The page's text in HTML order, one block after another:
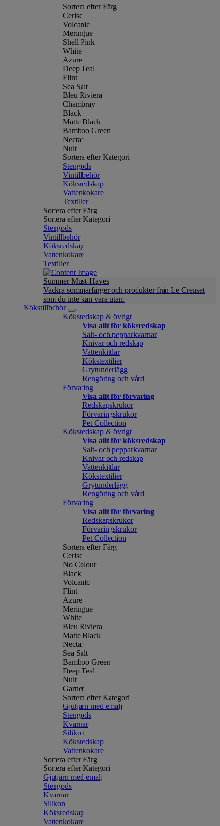
Sortera efter Färg
Cerise
Volcanic
Meringue
Shell Pink
White
Azure
Deep Teal
Flint
Sea Salt
Bleu Riviera
Chambray
Black
Matte Black
Bamboo Green
Nectar
Nuit
Sortera efter Kategori
Stengods
Vintillbehör
Köksredskap
Vattenkokare
Textilier
Sortera efter Färg
Sortera efter Kategori
Stengods
Vintillbehör
Köksredskap
Vattenkokare
Textilier
Summer Must-Haves
Vackra sommarfärger och produkter från Le Creuset
som du inte kan vara utan.
Kökstillbehör
Köksredskap & övrigt
Visa allt för köksredskap
Salt- och pepparkvarnar
Knivar och redskap
Vattenkittlar
Kökstextilier
Grytunderlägg
Rengöring och vård
Förvaring
Visa allt för förvaring
Redskapskrukor
Förvaringskrukor
Pet Collection
Köksredskap & övrigt
Visa allt för köksredskap
Salt- och pepparkvarnar
Knivar och redskap
Vattenkittlar
Kökstextilier
Grytunderlägg
Rengöring och vård
Förvaring
Visa allt för förvaring
Redskapskrukor
Förvaringskrukor
Pet Collection
Sortera efter Färg
Cerise
No Colour
Black
Volcanic
Flint
Azure
Meringue
White
Bleu Riviera
Matte Black
Nectar
Sea Salt
Bamboo Green
Deep Teal
Nuit
Garnet
Sortera efter Kategori
Gjutjärn med emalj
Stengods
Kvarnar
Silikon
Köksredskap
Vattenkokare
Sortera efter Färg
Sortera efter Kategori
Gjutjärn med emalj
Stengods
Kvarnar
Silikon
Köksredskap
Vattenkokare